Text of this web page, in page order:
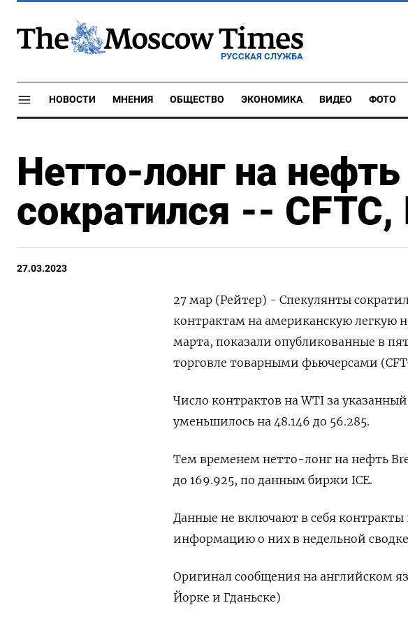
РУССКАЯ СЛУЖБА
НОВОСТИ МНЕНИЯ ОБЩЕСТВО ЭКОНОМИКА ВИДЕО ФОТО
Нетто-лонг на
сократился -- CFTC,
27.03.2023
27 мар (Рейтер) - Спекулянты
контрактам на американскую легкую
марта, показали опубликованные в
торговле товарными фьючерсами
Число контрактов на WTI за
уменьшилось на 48.146 до 56.285.
Тем временем нетто-лонг на нефть
до 169.925, по данным биржи ICE.
Данные не включают в себя контракты
информацию о них в недельной
Оригинал сообщения на английском
Йорке и Гданьске)